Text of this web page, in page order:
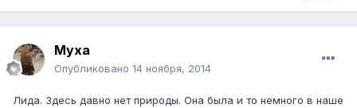
Муха
Опубликовано 14 ноября, 2014
Лида. Здесь давно нет природы. Она была и то немного в наше